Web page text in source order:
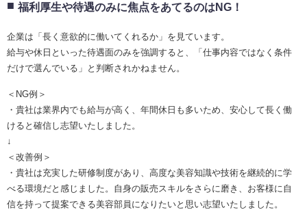
福利厚生や待遇のみに焦点をあてるのはNG！
企業は「長く意欲的に働いてくれるか」を見ています。
給与や休日といった待遇面のみを強調すると、「仕事内容ではなく条件
だけで選んでいる」と判断されかねません。
＜NG例＞
・貴社は業界内でも給与が高く、年間休日も多いため、安心して長く働
けると確信し志望いたしました。
↓
＜改善例＞
・貴社は充実した研修制度があり、高度な美容知識や技術を継続的に学
べる環境だと感じました。自身の販売スキルをさらに磨き、お客様に自
信を持って提案できる美容部員になりたいと思い志望いたしました。